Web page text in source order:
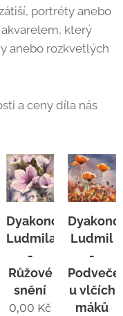
portréty anebo
který
anebo rozkvetlých
a ceny díla nás
Dyakonchuk
Ludmila
-
Růžové
snění
0,00 Kč
Ludmil
-
u vlčích
máků